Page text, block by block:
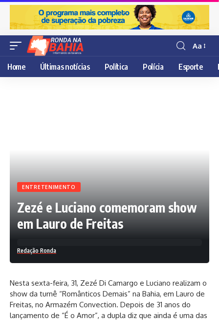
Resisor
de
fonte
Aa
Home Últimas notícias Política Polícia Esporte
ENTRETENIMENTO
Zezé e Luciano comemoram show
em Lauro de Freitas
Redação Ronda
Nesta sexta-feira, 31, Zezé Di Camargo e Luciano realizam o
show da turnê “Românticos Demais” na Bahia, em Lauro de
Freitas, no Armazém Convection. Depois de 31 anos do
lançamento de “É o Amor”, a dupla diz que ainda é uma das